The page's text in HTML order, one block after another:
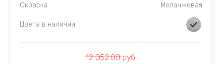
Окраска
Меланжевая
Цвета в наличии
12 052.00руб.